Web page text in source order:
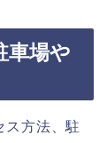
車場や
ス方法、駐